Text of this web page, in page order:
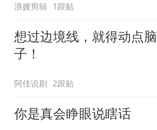
浪嫂剪辑 1跟贴
想过边境线，就得动点脑
子！
阿佳说剧 2跟贴
你是真会睁眼说瞎话